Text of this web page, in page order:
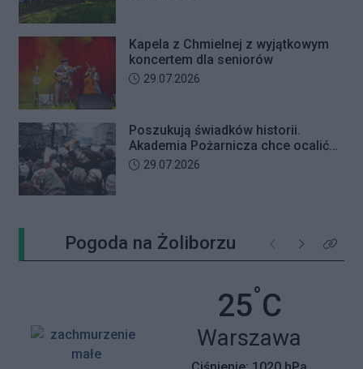
Kapela z Chmielnej z wyjątkowym
koncertem dla seniorów
Data dodania artykułu:
29.07.2026
Poszukują świadków historii.
Akademia Pożarnicza chce ocalić
wspomnienia z pamiętnego strajku
Data dodania artykułu:
29.07.2026
Pogoda na Żoliborzu Poprzednie
NastępneKliknij
25°C
Miasto:
Warszawa